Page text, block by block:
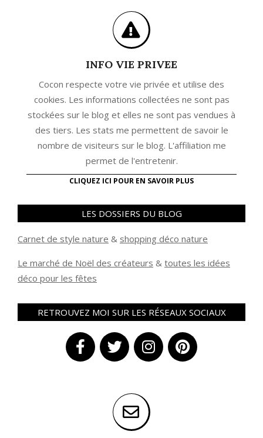
INFO VIE PRIVEE
Cocon respecte votre vie privée et utilise des
cookies. Les informations collectées ne sont pas
stockées sur le blog et elles ne sont pas vendues à
des tiers. Les stats me permettent de savoir le
nombre de visiteurs sur le blog. L'affiliation me
permet de l'entretenir.
CLIQUEZ ICI POUR EN SAVOIR PLUS
LES DOSSIERS DU BLOG
Carnet de style nature & shopping déco nature
Le marché de Noël des créateurs & toutes les idées
déco pour les fêtes
RETROUVEZ MOI SUR LES RÉSEAUX SOCIAUX